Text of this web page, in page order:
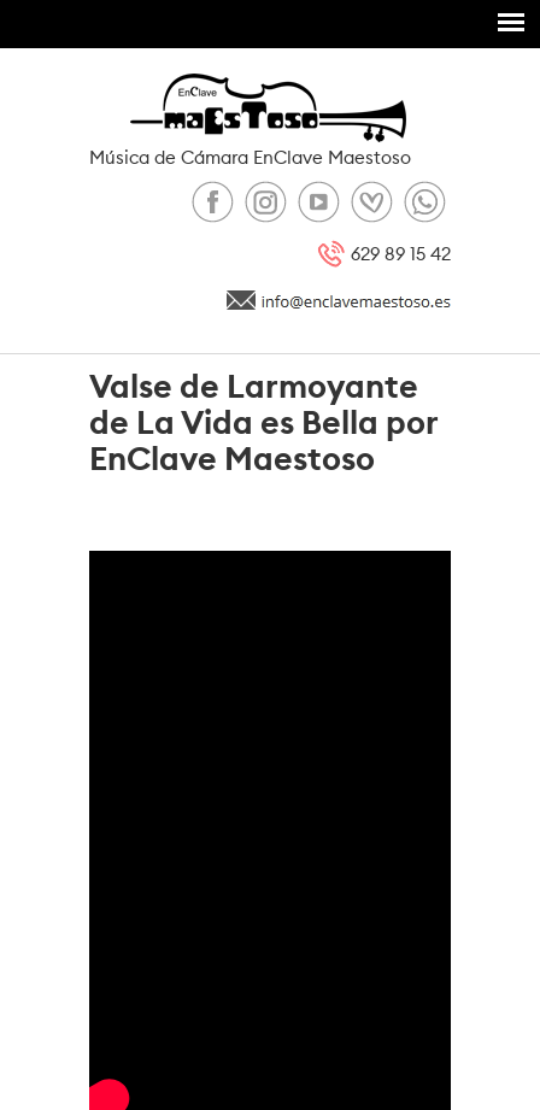
Música de Cámara EnClave Maestoso
629 89 15 42
Valse de Larmoyante
de La Vida es Bella por
EnClave Maestoso